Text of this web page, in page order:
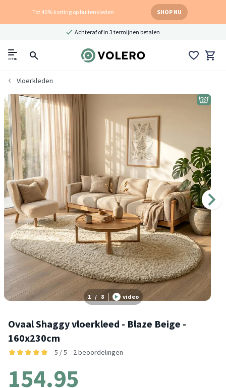
Tot 40% korting op buitenkleden SHOP NU
Achteraf of in 3 termijnen betalen
menu
Vloerkleden
1 / 8 video
Ovaal Shaggy vloerkleed - Blaze Beige -
160x230cm
5 / 5 2 beoordelingen
154.95